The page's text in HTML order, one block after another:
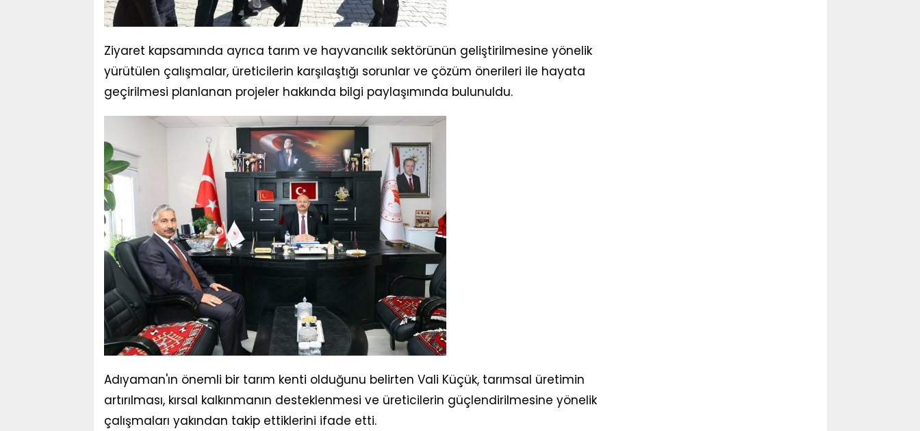
Ziyaret kapsamında ayrıca tarım ve hayvancılık sektörünün geliştirilmesine yönelik
yürütülen çalışmalar, üreticilerin karşılaştığı sorunlar ve çözüm önerileri ile hayata
geçirilmesi planlanan projeler hakkında bilgi paylaşımında bulunuldu.
Adıyaman'ın önemli bir tarım kenti olduğunu belirten Vali Küçük, tarımsal üretimin
artırılması, kırsal kalkınmanın desteklenmesi ve üreticilerin güçlendirilmesine yönelik
çalışmaları yakından takip ettiklerini ifade etti.